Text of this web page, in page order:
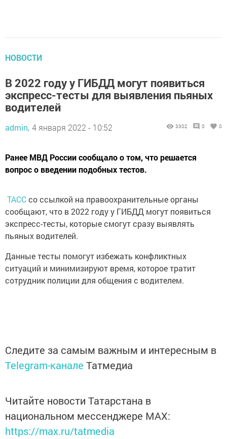
НОВОСТИ
В 2022 году у ГИБДД могут появиться
экспресс-тесты для выявления пьяных
водителей
admin, 4 января 2022 - 10:52 3302 0 0
Ранее МВД России сообщало о том, что решается
вопрос о введении подобных тестов.
ТАССсо ссылкой на правоохранительные органы
сообщают, что в 2022 году у ГИБДД могут появиться
экспресс-тесты, которые смогут сразу выявлять
пьяных водителей.
Данные тесты помогут избежать конфликтных
ситуаций и минимизируют время, которое тратит
сотрудник полиции для общения с водителем.
Следите за самым важным и интересным в
Telegram-канале Татмедиа
Читайте новости Татарстана в
национальном мессенджере MАХ:
https://max.ru/tatmedia